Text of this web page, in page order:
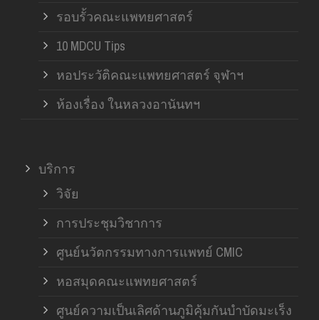
รอบรั้วคณะแพทยศาสตร์
10 MDCU Tips
หอประวัติคณะแพทยศาสตร์ จุฬาฯ
ห้องเรื่อง ในหลวงอานันทฯ
บริการ
วิจัย
การประชุมวิชาการ
ศูนย์นวัตกรรมทางการแพทย์ CMIC
หอสมุดคณะแพทยศาสตร์
ศูนย์ความเป็นเลิศด้านภูมิคุ้มกันบำบัดมะเร็ง